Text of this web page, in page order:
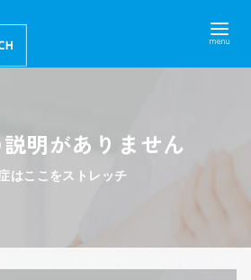
明がありません
はここをストレッチ